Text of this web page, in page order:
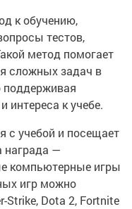
к обучению,
тестов,
метод помогает
сложных задач в
поддерживая
интереса к учебе.
с учебой и посещает
награда —
компьютерные игры
игр можно
Strike, Dota 2, Fortnite